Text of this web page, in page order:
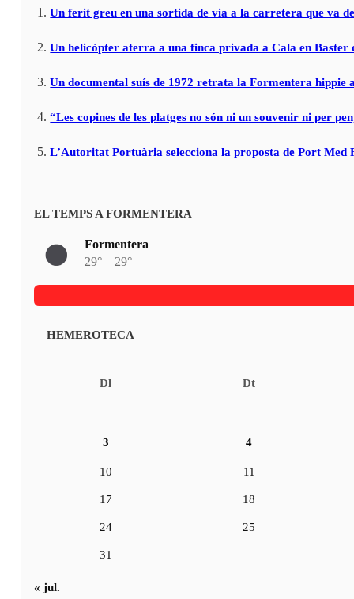
Un ferit greu en una sortida de via a la carretera que va
Un helicòpter aterra a una finca privada a Cala en
Un documental suís de 1972 retrata la Formentera
“Les copines de les platges no són ni un souvenir ni per
L’Autoritat Portuària selecciona la proposta de Port
EL TEMPS A FORMENTERA
Formentera
29° – 29°
HEMEROTECA
Dl Dt
3 4
10 11
17 18
24 25
31
« jul.